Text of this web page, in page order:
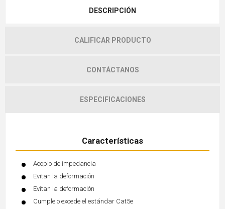
DESCRIPCIÓN
CALIFICAR PRODUCTO
CONTÁCTANOS
ESPECIFICACIONES
Características
Acoplo de impedancia
Evitan la deformación
Evitan la deformación
Cumple o excede el estándar Cat5e